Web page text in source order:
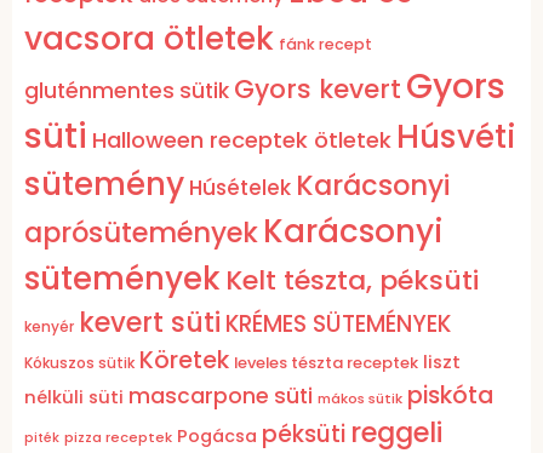
vacsora ötletek fánk recept
gluténmentes sütik Gyors kevert Gyors
süti Halloween receptek ötletek Húsvéti
sütemény Húsételek Karácsonyi
aprósüteményekKarácsonyi
sütemények Kelt tészta, péksüti
kenyér kevert süti KRÉMES SÜTEMÉNYEK
Kókuszos sütik Köretek leveles tészta receptek liszt
nélküli süti mascarpone süti mákos sütik piskóta
piték pizza receptek Pogácsa péksüti reggeli